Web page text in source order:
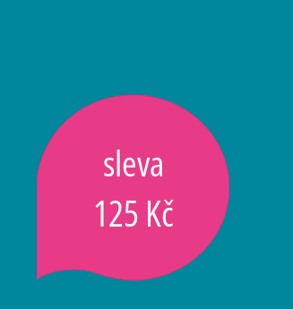
sleva
125 Kč